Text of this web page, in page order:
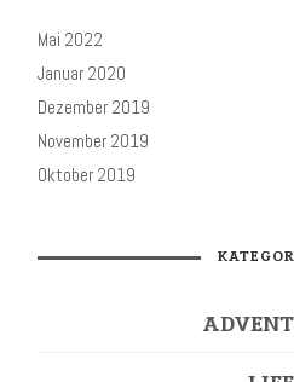
Mai 2022
Januar 2020
Dezember 2019
November 2019
Oktober 2019